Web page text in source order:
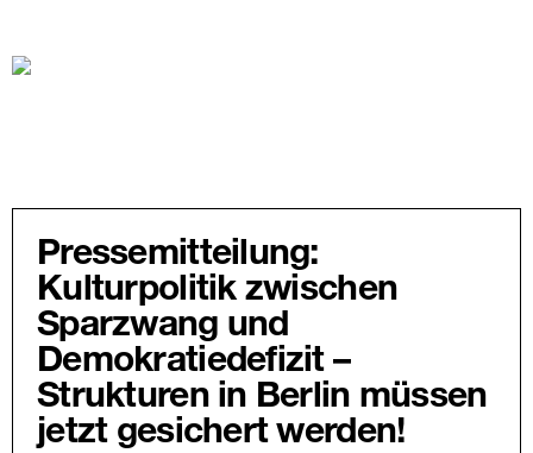
Pressemitteilung:
Kulturpolitik zwischen
Sparzwang und
Demokratiedefizit –
Strukturen in Berlin müssen
jetzt gesichert werden!